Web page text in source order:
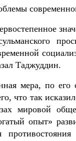
Таджуддин.
мера, по его
что так
мировой
опыт»